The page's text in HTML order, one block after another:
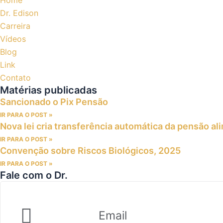
Dr. Edison
Carreira
Vídeos
Blog
Link
Contato
Matérias publicadas
Sancionado o Pix Pensão
IR PARA O POST »
Nova lei cria transferência automática da pensão
IR PARA O POST »
Convenção sobre Riscos Biológicos, 2025
IR PARA O POST »
Fale com o Dr.
Email